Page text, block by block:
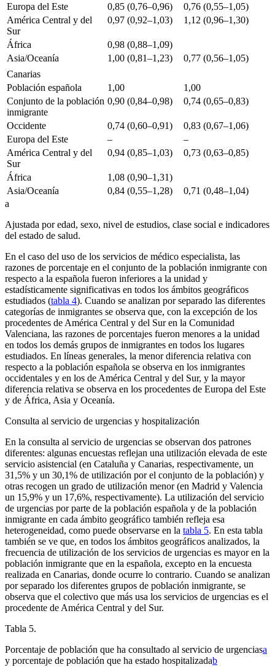
Europa del Este
0,85 (0,76–0,96)
0,76 (0,55–1,05)
América Central y del
Sur
0,97 (0,92–1,03) 1,12 (0,96–1,30)
África
0,98 (0,88–1,09)
Asia/Oceanía
1,00 (0,81–1,23)
0,77 (0,56–1,05)
Canarias
Población española
1,00
1,00
Conjunto de la población
inmigrante
0,90 (0,84–0,98) 0,74 (0,65–0,83)
Occidente 0,74 (0,60–0,91)
0,83 (0,67–1,06)
Europa del Este
–
–
América Central y del
Sur
0,94 (0,85–1,03) 0,73 (0,63–0,85)
África
1,08 (0,90–1,31)
Asia/Oceanía
0,84 (0,55–1,28)
0,71 (0,48–1,04)
a
Ajustada por edad, sexo, nivel de estudios, clase social e indicadores
del estado de salud.
En el caso del uso de los servicios de médico especialista, las
razones de porcentaje en el conjunto de la población inmigrante con
respecto a la española fueron inferiores a la unidad y
estadísticamente significativas en todos los ámbitos geográficos
estudiados (tabla 4). Cuando se analizan por separado las diferentes
categorías de inmigrantes se observa que, con la excepción de los
procedentes de América Central y del Sur en la Comunidad
Valenciana, las razones de porcentajes fueron menores a la unidad
en todos los demás grupos de inmigrantes en todos los lugares
estudiados. En líneas generales, la menor diferencia relativa con
respecto a la población española se observa en los inmigrantes
occidentales y en los de América Central y del Sur, y la mayor
diferencia relativa se observa en los procedentes de Europa del Este
y de África, Asia y Oceanía.
Consulta al servicio de urgencias y hospitalización
En la consulta al servicio de urgencias se observan dos patrones
diferentes: algunas encuestas reflejan una utilización elevada de este
servicio asistencial (en Cataluña y Canarias, respectivamente, un
31,5% y un 30,1% de utilización por el conjunto de la población) y
otras recogen un grado de utilización menor (en Madrid y Valencia
un 15,9% y un 17,6%, respectivamente). La utilización del servicio
de urgencias por parte de la población española y de la población
inmigrante en cada ámbito geográfico también refleja esa
heterogeneidad, como puede observarse en la tabla 5. En esta tabla
también se ve que, en todos los ámbitos geográficos analizados, la
frecuencia de utilización de los servicios de urgencias es mayor en la
población inmigrante que en la española, excepto en la encuesta
realizada en Canarias, donde ocurre lo contrario. Cuando se analizan
por separado los diferentes grupos de población inmigrante, se
observa que el colectivo que más usa los servicios de urgencias es el
procedente de América Central y del Sur.
Tabla 5.
Porcentaje de población que ha consultado al servicio de urgenciasa
y porcentaje de población que ha estado hospitalizadab